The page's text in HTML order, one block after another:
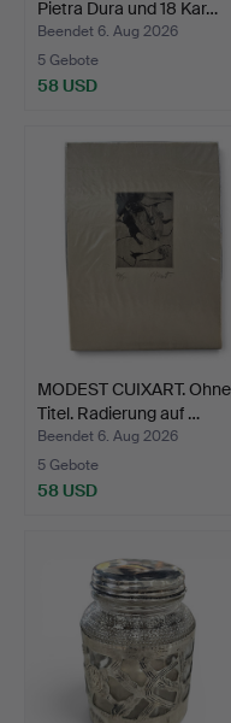
Pietra Dura und 18 Kar…
Beendet 6. Aug 2026
5 Gebote
58 USD
MODEST CUIXART. Ohne
Titel. Radierung auf …
Beendet 6. Aug 2026
5 Gebote
58 USD